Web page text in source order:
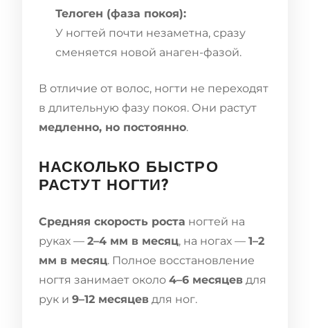
Телоген (фаза покоя):
У ногтей почти незаметна, сразу
сменяется новой анаген-фазой.
В отличие от волос, ногти не переходят
в длительную фазу покоя. Они растут
медленно, но постоянно.
НАСКОЛЬКО БЫСТРО
РАСТУТ НОГТИ?
Средняя скорость роста ногтей на
руках — 2–4 мм в месяц, на ногах — 1–2
мм в месяц. Полное восстановление
ногтя занимает около 4–6 месяцев для
рук и 9–12 месяцев для ног.